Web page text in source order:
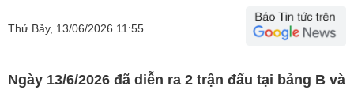
Thứ Bảy, 13/06/2026 11:55
Ngày 13/6/2026 đã diễn ra 2 trận đấu tại bảng B và